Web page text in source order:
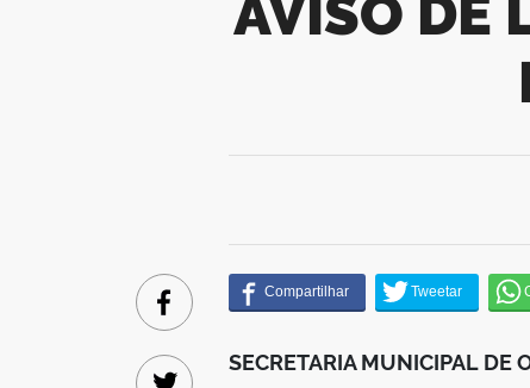
AVISO DE LICITAÇÃO – Pregão Eletrônico
SECRETARIA MUNICIPAL DE
Facebook